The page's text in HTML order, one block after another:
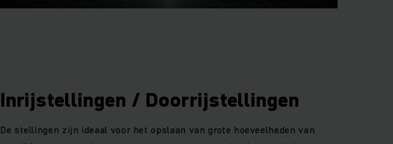
Inrijstellingen / Doorrijstellingen
De stellingen zijn ideaal voor het opslaan van grote hoeveelheden van